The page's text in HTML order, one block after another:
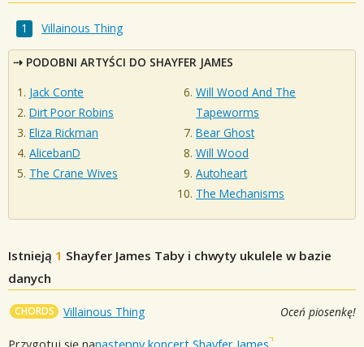
Villainous Thing
PODOBNI ARTYŚCI DO SHAYFER JAMES
Jack Conte
Dirt Poor Robins
Eliza Rickman
AlicebanD
The Crane Wives
Will Wood And The
Tapeworms
Bear Ghost
Will Wood
Autoheart
The Mechanisms
Istnieją 1 Shayfer James Taby i chwyty ukulele w bazie
danych
CHORDS Villainous Thing Oceń piosenkę!